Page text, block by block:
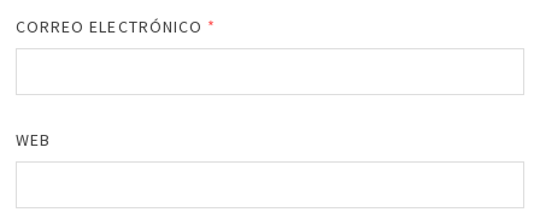
CORREO ELECTRÓNICO *
WEB